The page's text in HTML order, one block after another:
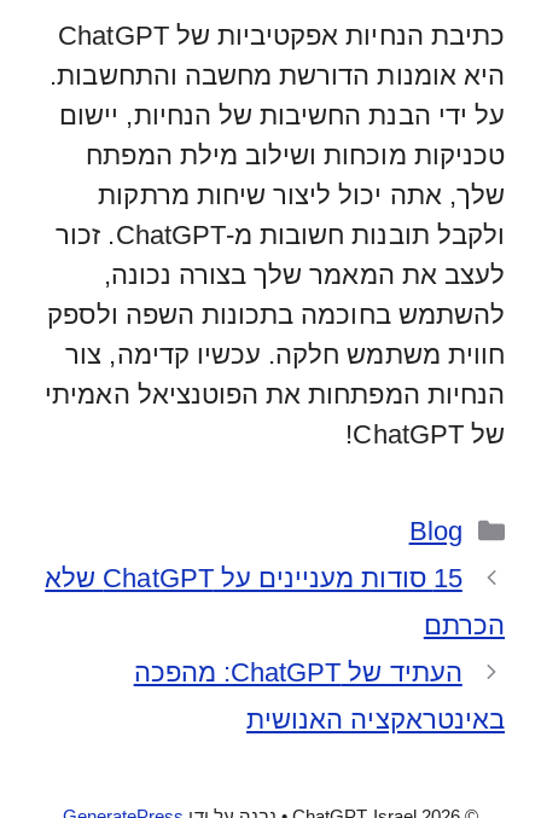
כתיבת הנחיות אפקטיביות של ChatGPT
היא אומנות הדורשת מחשבה והתחשבות.
על ידי הבנת החשיבות של הנחיות, יישום
טכניקות מוכחות ושילוב מילת המפתח
שלך, אתה יכול ליצור שיחות מרתקות
ולקבל תובנות חשובות מ-ChatGPT. זכור
לעצב את המאמר שלך בצורה נכונה,
להשתמש בחוכמה בתכונות השפה ולספק
חווית משתמש חלקה. עכשיו קדימה, צור
הנחיות המפתחות את הפוטנציאל האמיתי
של ChatGPT!
קטגוריות
Blog
15 סודות מעניינים על ChatGPT שלא
הכרתם
העתיד של ChatGPT: מהפכה
באינטראקציה האנושית